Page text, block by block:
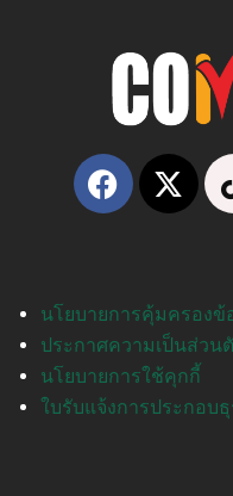
นโยบายการคุ้มครอง
ประกาศความเป็นส่วน
นโยบายการใช้คุกกี้
ใบรับแจ้งการประกอบ